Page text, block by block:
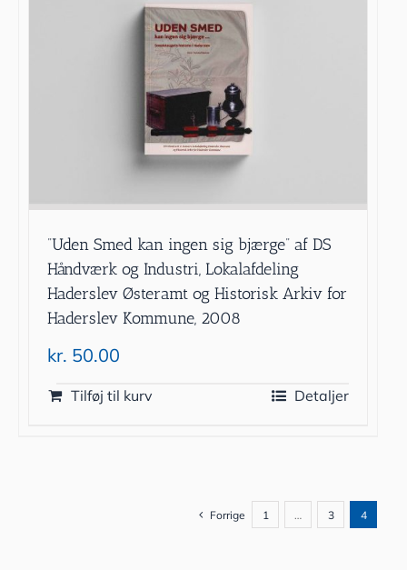
”Uden Smed kan ingen sig bjærge” af DS
Håndværk og Industri, Lokalafdeling
Haderslev Østeramt og Historisk Arkiv for
Haderslev Kommune, 2008
kr. 50.00
Tilføj til kurv Detaljer
Forrige 1 … 3 4